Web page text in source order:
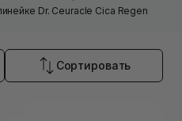
Dr. Ceuracle Cica Regen
Сортировать